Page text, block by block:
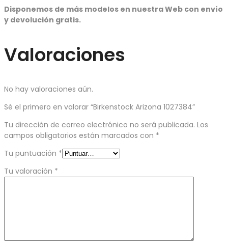
Disponemos de más modelos en nuestra Web con envío
y devolución gratis.
Valoraciones
No hay valoraciones aún.
Sé el primero en valorar “Birkenstock Arizona 1027384”
Tu dirección de correo electrónico no será publicada. Los
campos obligatorios están marcados con *
Tu puntuación *
Tu valoración *